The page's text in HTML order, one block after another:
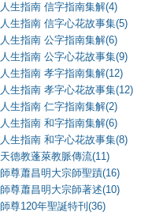
人生指南 信字指南集解(4)
人生指南 信字心花故事集(5)
人生指南 公字指南集解(6)
人生指南 公字心花故事集(9)
人生指南 孝字指南集解(12)
人生指南 孝字心花故事集(12)
人生指南 仁字指南集解(2)
人生指南 和字指南集解(6)
人生指南 和字心花故事集(8)
天德教蓬萊教脈傳流(11)
師尊蕭昌明大宗師聖蹟(16)
師尊蕭昌明大宗師著述(10)
師尊120年聖誕特刊(36)